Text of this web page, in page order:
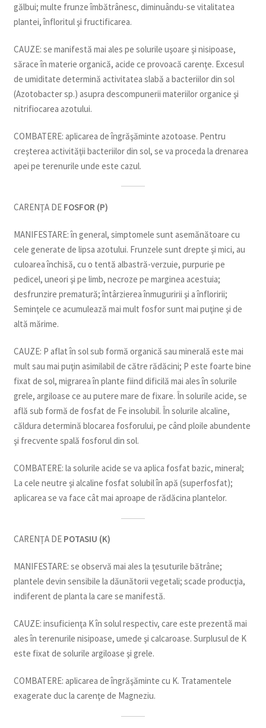
gălbui; multe frunze îmbătrânesc, diminuându-se vitalitatea
plantei, înfloritul şi fructificarea.
CAUZE: se manifestă mai ales pe solurile uşoare şi nisipoase,
sărace în materie organică, acide ce provoacă carenţe. Excesul
de umiditate determină activitatea slabă a bacteriilor din sol
(Azotobacter sp.) asupra descompunerii materiilor organice şi
nitrifiocarea azotului.
COMBATERE: aplicarea de îngrăşăminte azotoase. Pentru
creşterea activităţii bacteriilor din sol, se va proceda la drenarea
apei pe terenurile unde este cazul.
CARENŢA DE FOSFOR (P)
MANIFESTARE: în general, simptomele sunt asemănătoare cu
cele generate de lipsa azotului. Frunzele sunt drepte şi mici, au
culoarea închisă, cu o tentă albastră-verzuie, purpurie pe
pedicel, uneori şi pe limb, necroze pe marginea acestuia;
desfrunzire prematură; întârzierea înmuguririi şi a înfloririi;
Seminţele ce acumulează mai mult fosfor sunt mai puţine şi de
altă mărime.
CAUZE: P aflat în sol sub formă organică sau minerală este mai
mult sau mai puţin asimilabil de către rădăcini; P este foarte bine
fixat de sol, migrarea în plante fiind dificilă mai ales în solurile
grele, argiloase ce au putere mare de fixare. În solurile acide, se
află sub formă de fosfat de Fe insolubil. În solurile alcaline,
căldura determină blocarea fosforului, pe când ploile abundente
şi frecvente spală fosforul din sol.
COMBATERE: la solurile acide se va aplica fosfat bazic, mineral;
La cele neutre şi alcaline fosfat solubil în apă (superfosfat);
aplicarea se va face cât mai aproape de rădăcina plantelor.
CARENŢA DE POTASIU (K)
MANIFESTARE: se observă mai ales la ţesuturile bătrâne;
plantele devin sensibile la dăunătorii vegetali; scade producţia,
indiferent de planta la care se manifestă.
CAUZE: insuficienţa K în solul respectiv, care este prezentă mai
ales în terenurile nisipoase, umede şi calcaroase. Surplusul de K
este fixat de solurile argiloase şi grele.
COMBATERE: aplicarea de îngrăşăminte cu K. Tratamentele
exagerate duc la carenţe de Magneziu.